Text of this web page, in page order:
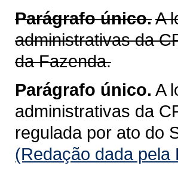
Parágrafo único.A
administrativas da
da Fazenda.
Parágrafo único. A
administrativas da
regulada por ato do
(Redação dada pela